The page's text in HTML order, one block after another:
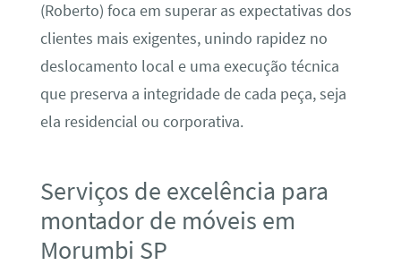
(Roberto) foca em superar as expectativas dos
clientes mais exigentes, unindo rapidez no
deslocamento local e uma execução técnica
que preserva a integridade de cada peça, seja
ela residencial ou corporativa.
Serviços de excelência para
montador de móveis em
Morumbi SP